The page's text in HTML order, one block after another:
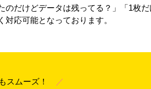
のだけどデータは残ってる？」「1枚
応可能となっております。
スムーズ！ ／